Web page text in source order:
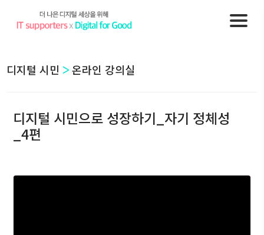
디지털 시민 온라인 강의실
디지털 시민으로 성장하기_자기 정체성
_4편